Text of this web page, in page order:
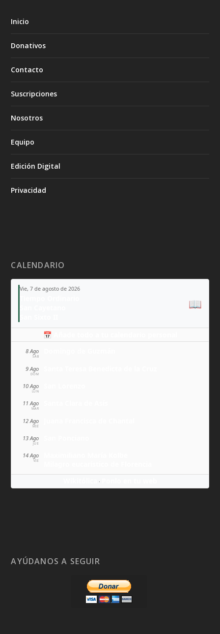
Inicio
Donativos
Contacto
Suscripciones
Nosotros
Equipo
Edición Digital
Privacidad
CALENDARIO
Vie, 7 de agosto de 2026
📖
📅 Añade todo a tu calendario personal
8 Ago
SÁB
9 Ago
DOM
10 Ago
LUN
11 Ago
MAR
12 Ago
MIÉ
13 Ago
JUE
14 Ago
VIE
·
AYÚDANOS A SEGUIR